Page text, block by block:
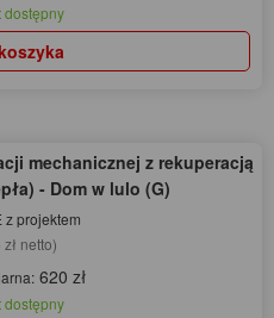
dostępny
mechanicznej z rekuperacją
- Dom w lulo (G)
z projektem
netto)
620 zł
dostępny